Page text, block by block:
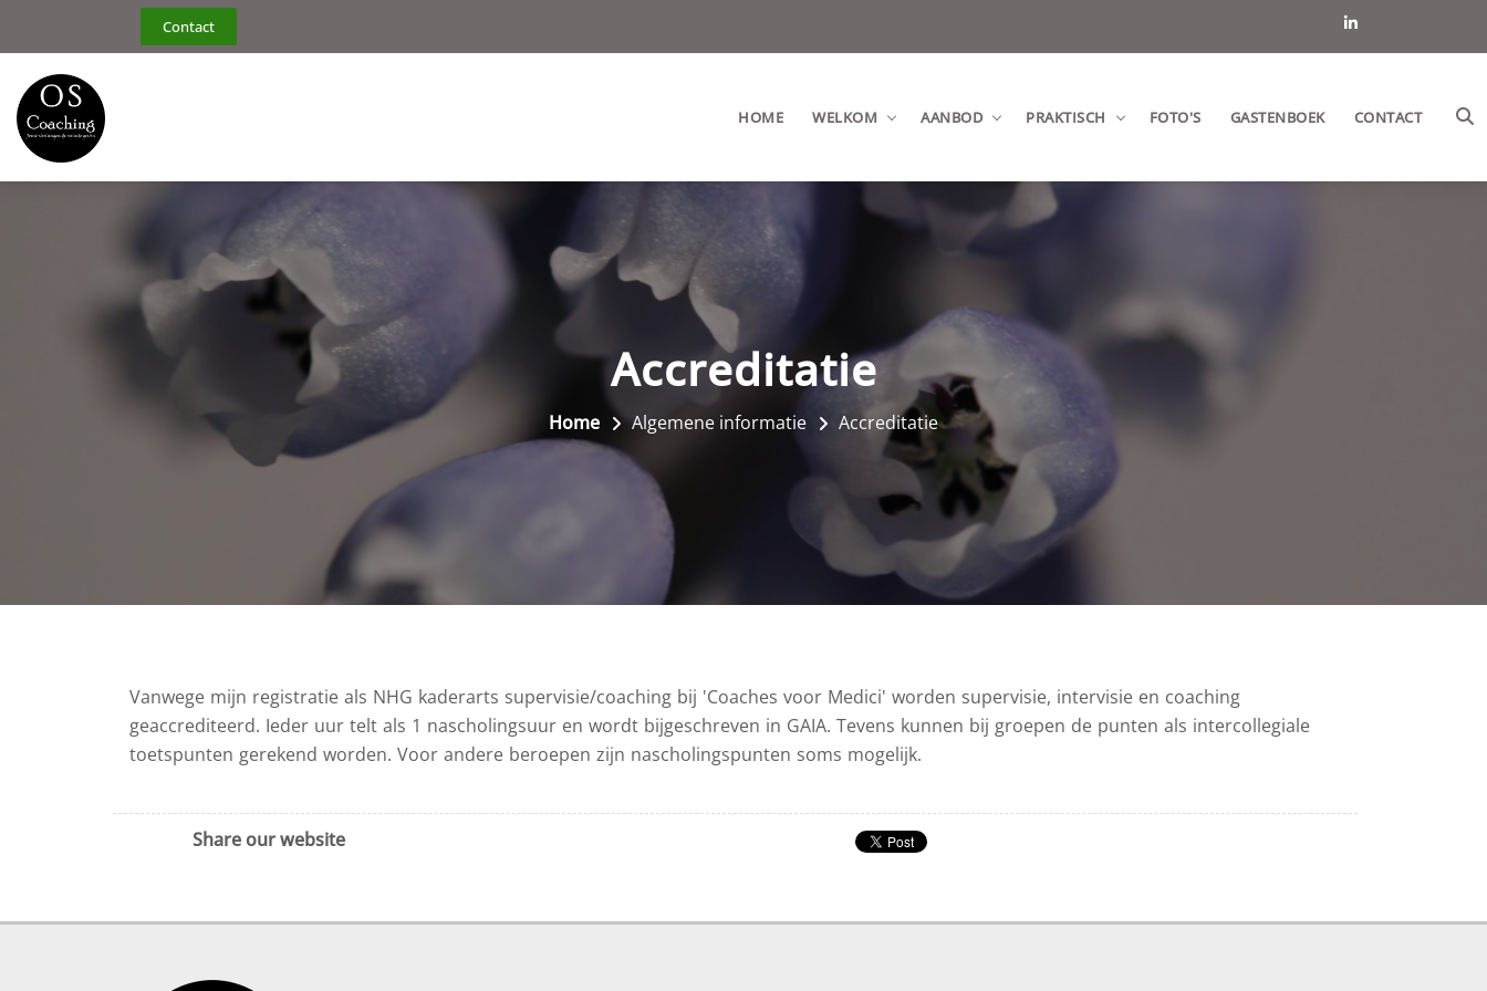
Contact
HOME WELKOM AANBOD PRAKTISCH FOTO'S GASTENBOEK CONTACT
Accreditatie
Home Algemene informatie Accreditatie
Vanwege mijn registratie als NHG kaderarts supervisie/coaching bij 'Coaches voor Medici' worden supervisie, intervisie en coaching
geaccrediteerd. Ieder uur telt als 1 nascholingsuur en wordt bijgeschreven in GAIA. Tevens kunnen bij groepen de punten als intercollegiale
toetspunten gerekend worden. Voor andere beroepen zijn nascholingspunten soms mogelijk.
Share our website